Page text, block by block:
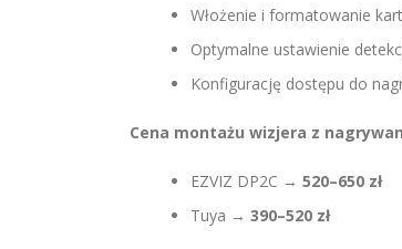
Włożenie i formatowanie
Optymalne ustawienie
Konfigurację dostępu do
Cena montażu wizjera z
EZVIZ DP2C → 520–650 zł
Tuya → 390–520 zł